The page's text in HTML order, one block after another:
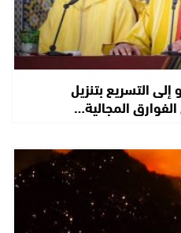
التسريع بتنزيل
المجالية…